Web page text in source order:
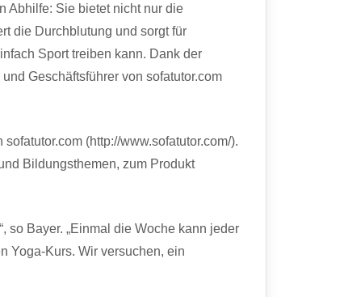
Abhilfe: Sie bietet nicht nur die
die Durchblutung und sorgt für
Sport treiben kann. Dank der
Geschäftsführer von sofatutor.com
(http://www.sofatutor.com/).
Bildungsthemen, zum Produkt
so Bayer. „Einmal die Woche kann jeder
Yoga-Kurs. Wir versuchen, ein